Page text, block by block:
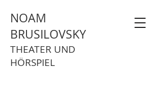
NOAM
BRUSILOVSKY
THEATER UND
HÖRSPIEL